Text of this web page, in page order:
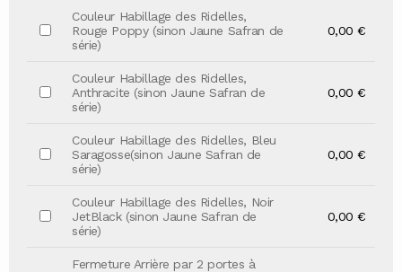
Couleur Habillage des Ridelles,
Rouge Poppy (sinon Jaune Safran de
série)
0,00 €
Couleur Habillage des Ridelles,
Anthracite (sinon Jaune Safran de
série)
0,00 €
Couleur Habillage des Ridelles, Bleu
Saragosse(sinon Jaune Safran de
série)
0,00 €
Couleur Habillage des Ridelles, Noir
JetBlack (sinon Jaune Safran de
série)
0,00 €
Fermeture Arrière par 2 portes à